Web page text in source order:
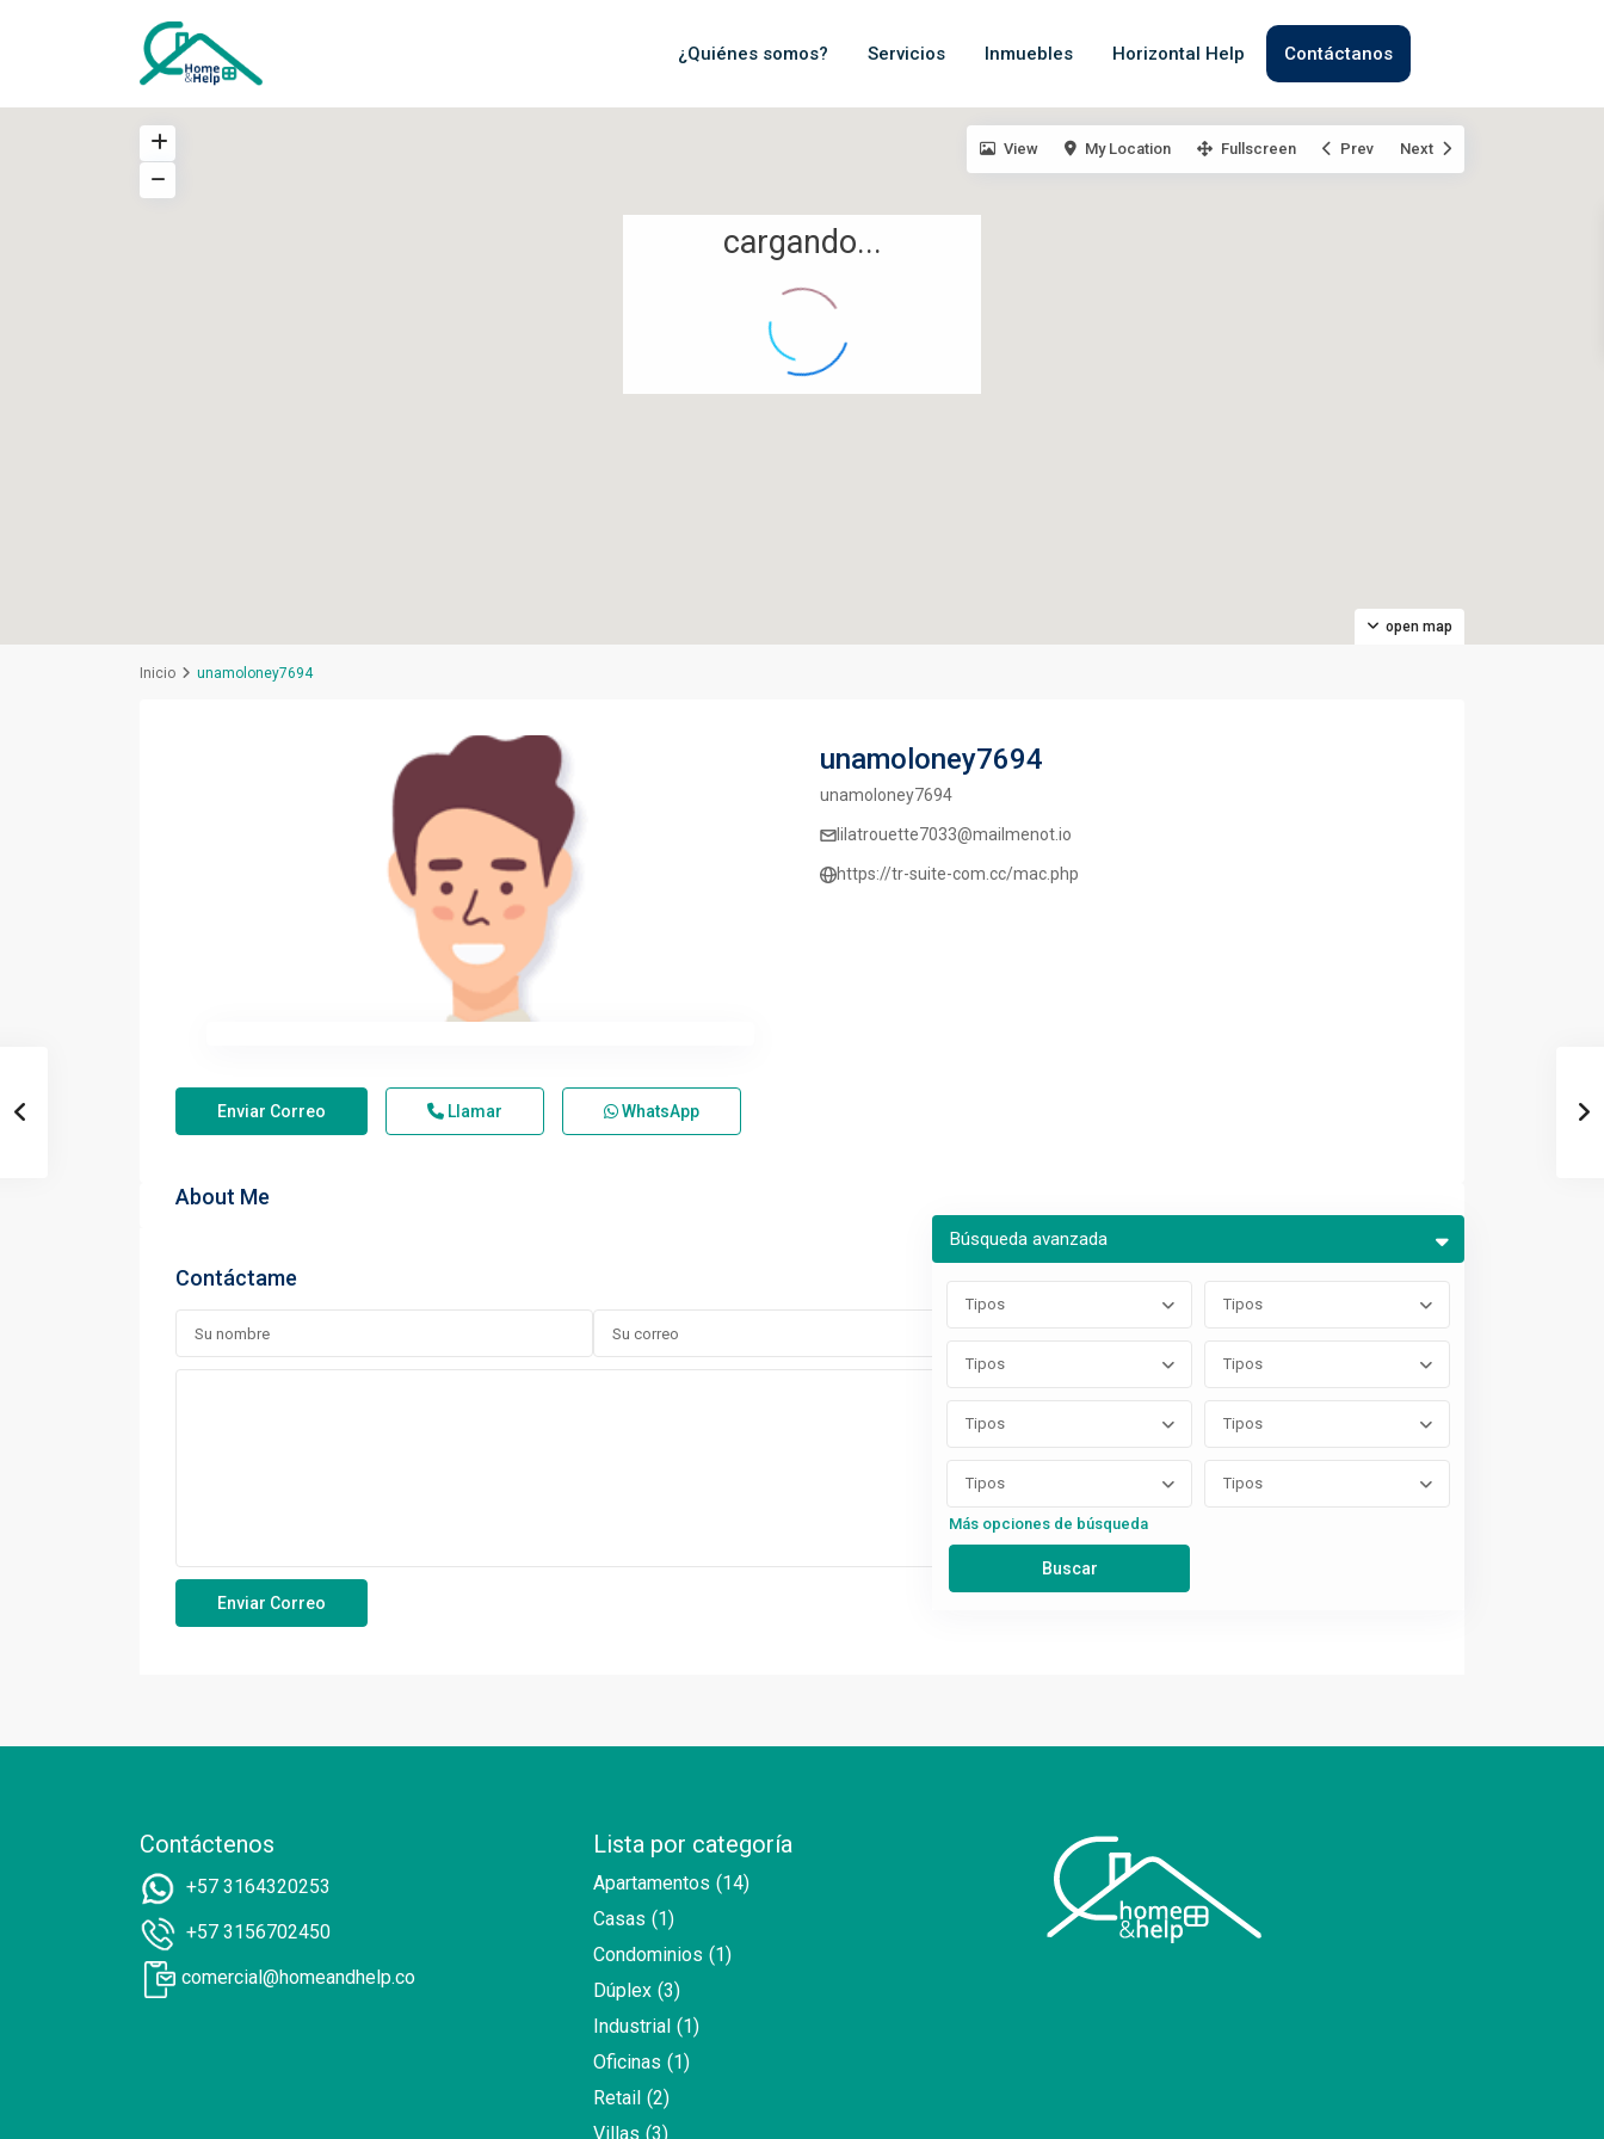
¿Quiénes somos? Servicios Inmuebles Horizontal Help Contáctanos
cargando...
open map
View My Location Fullscreen Prev Next
Búsqueda avanzada
Tipos Tipos
Tipos Tipos
Tipos Tipos
Tipos Tipos
Más opciones de búsqueda
Inicio unamoloney7694
unamoloney7694
unamoloney7694
lilatrouette7033@mailmenot.io
https://tr-suite-com.cc/mac.php
Enviar Correo Llamar WhatsApp
About Me
Contáctame
Contáctenos
+57 3164320253
+57 3156702450
comercial@homeandhelp.co
Lista por categoría
Apartamentos (14)
Casas (1)
Condominios (1)
Dúplex (3)
Industrial (1)
Oficinas (1)
Retail (2)
Villas (3)